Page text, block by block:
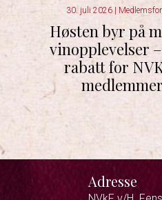
30. juli 2026 |
Høsten byr på
vinopplevelser
rabatt for
medlemmer
Adresse